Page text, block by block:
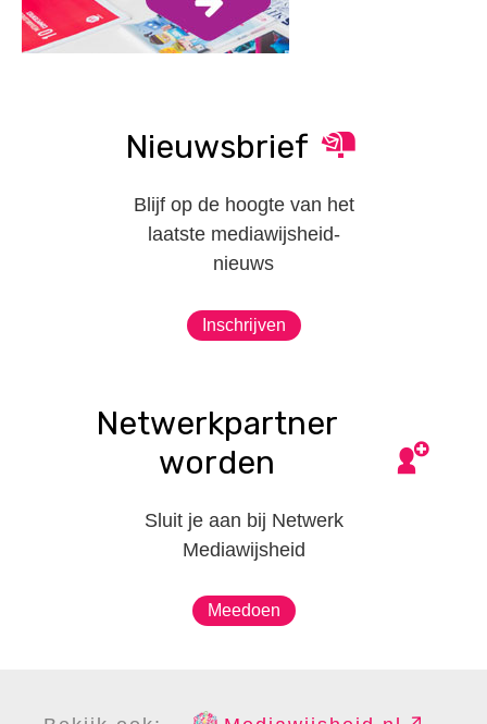
Nieuwsbrief
Blijf op de hoogte van het
laatste mediawijsheid-
nieuws
Inschrijven
Netwerkpartner
worden
Sluit je aan bij Netwerk
Mediawijsheid
Meedoen